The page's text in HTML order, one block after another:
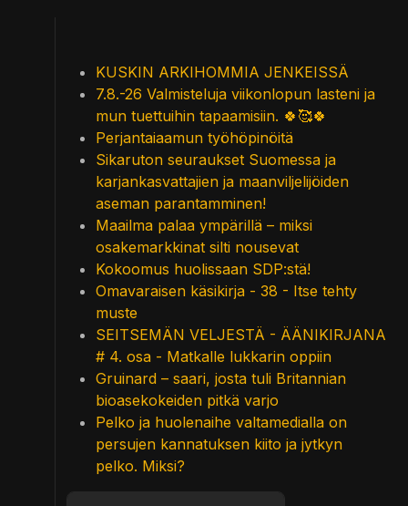
KUSKIN ARKIHOMMIA JENKEISSÄ
7.8.-26 Valmisteluja viikonlopun lasteni ja
mun tuettuihin tapaamisiin. 🍀🥰🍀
Perjantaiaamun työhöpinöitä
Sikaruton seuraukset Suomessa ja
karjankasvattajien ja maanviljelijöiden
aseman parantamminen!
Maailma palaa ympärillä – miksi
osakemarkkinat silti nousevat
Kokoomus huolissaan SDP:stä!
Omavaraisen käsikirja - 38 - Itse tehty
muste
SEITSEMÄN VELJESTÄ - ÄÄNIKIRJANA
# 4. osa - Matkalle lukkarin oppiin
Gruinard – saari, josta tuli Britannian
bioasekokeiden pitkä varjo
Pelko ja huolenaihe valtamedialla on
persujen kannatuksen kiito ja jytkyn
pelko. Miksi?